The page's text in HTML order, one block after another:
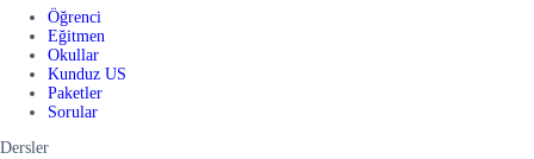
Öğrenci
Eğitmen
Okullar
Kunduz US
Paketler
Sorular
Dersler